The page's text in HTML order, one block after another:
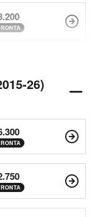
26)